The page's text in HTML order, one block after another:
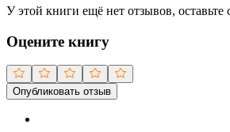
У этой книги ещё нет отзывов,
Оцените книгу
Опубликовать отзыв